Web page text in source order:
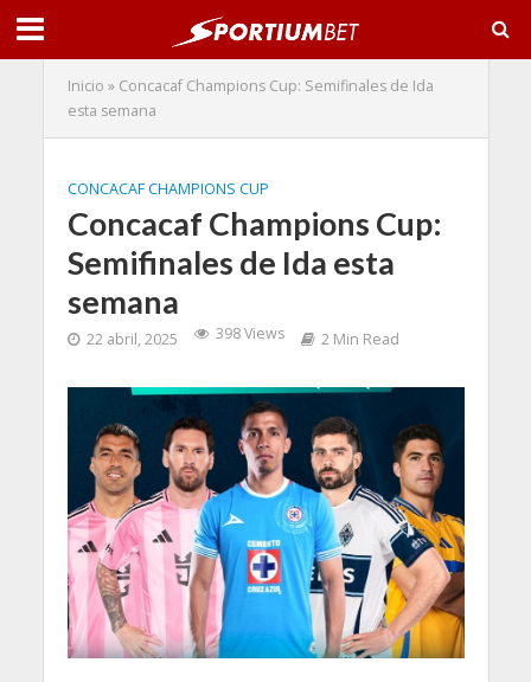
Inicio » Concacaf Champions Cup: Semifinales de Ida
esta semana
CONCACAF CHAMPIONS CUP
Concacaf Champions Cup:
Semifinales de Ida esta
semana
22 abril, 2025 398 Views 2 Min Read